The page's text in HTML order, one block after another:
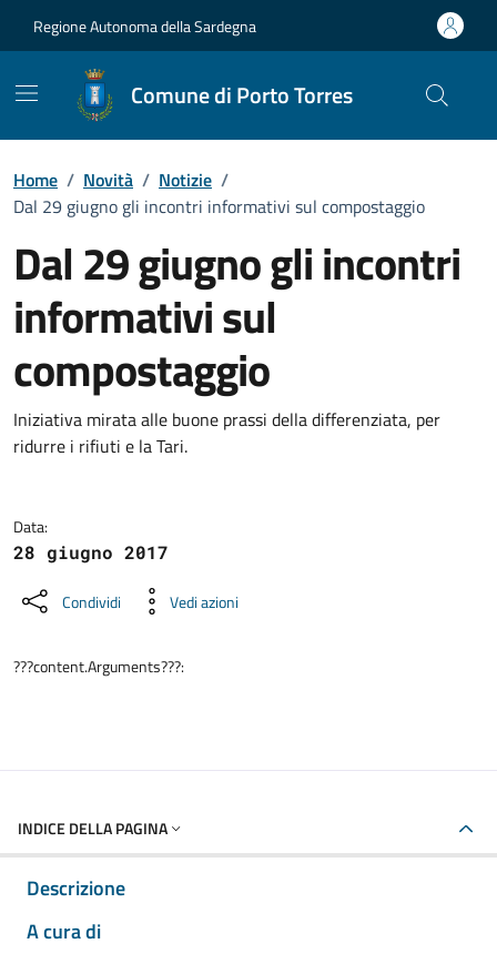
Regione Autonoma della Sardegna
Comune di Porto Torres
Home / Novità / Notizie /
Dal 29 giugno gli incontri informativi sul compostaggio
Dal 29 giugno gli incontri
informativi sul
compostaggio
Dettagli della notizia
Iniziativa mirata alle buone prassi della differenziata, per
ridurre i rifiuti e la Tari.
Data:
28 giugno 2017
Condividi Vedi azioni
???content.Arguments???:
INDICE DELLA PAGINA
Descrizione
A cura di